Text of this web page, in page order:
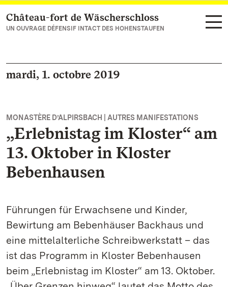
Vers la page d’accueil
Château-fort de Wäscherschloss
UN OUVRAGE DÉFENSIF INTACT DES HOHENSTAUFEN
mardi, 1. octobre 2019
MONASTÈRE D’ALPIRSBACH | AUTRES MANIFESTATIONS
„Erlebnistag im Kloster“ am
13. Oktober in Kloster
Bebenhausen
Führungen für Erwachsene und Kinder,
Bewirtung am Bebenhäuser Backhaus und
eine mittelalterliche Schreibwerkstatt – das
ist das Programm in Kloster Bebenhausen
beim „Erlebnistag im Kloster“ am 13. Oktober.